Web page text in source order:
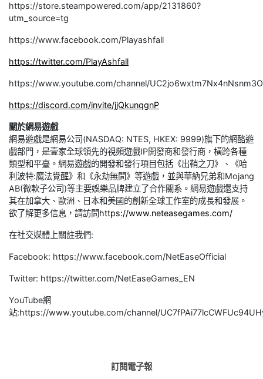
https://store.steampowered.com/app/2131860?
utm_source=tg
https://www.facebook.com/Playashfall
https://twitter.com/PlayAshfall
https://www.youtube.com/channel/
https://discord.com/invite/jjQkunqgnP
關於網易遊戲
網易遊戲是網易公司(NASDAQ: NTES, HKEX: 9999)旗下的網酪遊
戲部門，是壹家全球領先的視頻遊戲IP開發商和發行商，橫跨各種
類型和平臺。網易遊戲的開發和發行項目包括《出鞘之刀》、《哈
利波特:魔法覺醒》和《永劫無間》等遊戲，並與華納兄弟和Mojang
AB(微軟子公司)等主要娛樂品牌建立了合作關系。網易遊戲還支持
其在加拿大、歐洲、日本和美國的創新全球工作室的成長和發展。
欲了解更多信息，請訪問https://www.neteasegames.com/
在社交媒體上關註我們:
Facebook: https://www.facebook.com/NetEaseOfficial
Twitter: https://twitter.com/NetEaseGames_EN
YouTube網
站:https://www.youtube.com/channel/
訂閱電子報